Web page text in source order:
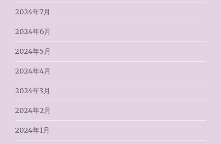
2024年7月
2024年6月
2024年5月
2024年4月
2024年3月
2024年2月
2024年1月